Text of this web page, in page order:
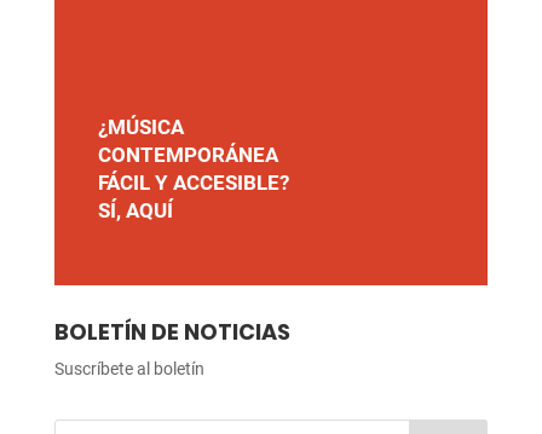
¿MÚSICA
CONTEMPORÁNEA
FÁCIL Y ACCESIBLE?
SÍ, AQUÍ
BOLETÍN DE NOTICIAS
Suscríbete al boletín